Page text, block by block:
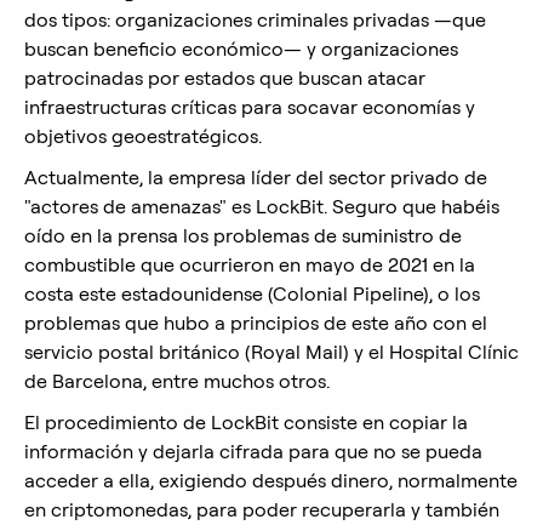
dos tipos: organizaciones criminales privadas —que
buscan beneficio económico— y organizaciones
patrocinadas por estados que buscan atacar
infraestructuras críticas para socavar economías y
objetivos geoestratégicos.
Actualmente, la empresa líder del sector privado de
"actores de amenazas" es LockBit. Seguro que habéis
oído en la prensa los problemas de suministro de
combustible que ocurrieron en mayo de 2021 en la
costa este estadounidense (Colonial Pipeline), o los
problemas que hubo a principios de este año con el
servicio postal británico (Royal Mail) y el Hospital Clínic
de Barcelona, entre muchos otros.
El procedimiento de LockBit consiste en copiar la
información y dejarla cifrada para que no se pueda
acceder a ella, exigiendo después dinero, normalmente
en criptomonedas, para poder recuperarla y también